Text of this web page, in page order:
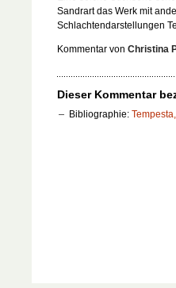
Sandrart das Werk mit
Schlachtendarstellungen
Kommentar von Christina
Dieser Kommentar
Bibliographie: